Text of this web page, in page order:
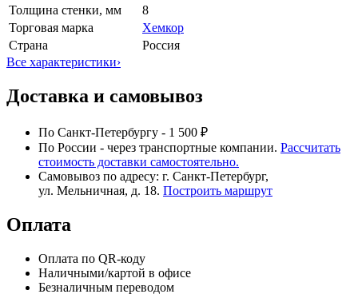
Толщина стенки, мм
8
Торговая марка
Хемкор
Страна
Россия
Все характеристики›
Доставка и самовывоз
По Санкт-Петербургу - 1 500 ₽
По России - через транспортные компании. Рассчитать
стоимость доставки самостоятельно.
Самовывоз по адресу: г. Санкт-Петербург,
ул. Мельничная, д. 18. Построить маршрут
Оплата
Оплата по QR-коду
Наличными/картой в офисе
Безналичным переводом